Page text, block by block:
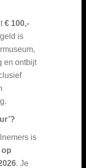
€ 100,-
is
en ontbijt
is
. Je